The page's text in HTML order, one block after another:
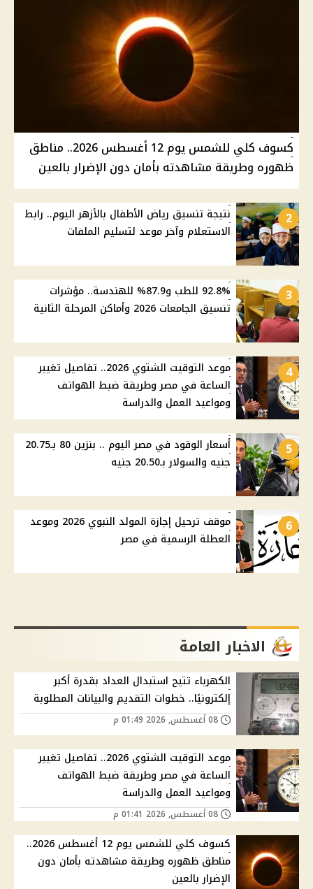
كسوف كلي للشمس يوم 12 أغسطس 2026.. مناطق
ظهوره وطريقة مشاهدته بأمان دون الإضرار بالعين
2
نتيجة تنسيق رياض الأطفال بالأزهر اليوم.. رابط
الاستعلام وآخر موعد لتسليم الملفات
3
92.8% للطب و87.9% للهندسة.. مؤشرات
تنسيق الجامعات 2026 وأماكن المرحلة الثانية
4
موعد التوقيت الشتوي 2026.. تفاصيل تغيير
الساعة في مصر وطريقة ضبط الهواتف
ومواعيد العمل والدراسة
5
أسعار الوقود في مصر اليوم .. بنزين 80 بـ20.75
جنيه والسولار بـ20.50 جنيه
6
موقف ترحيل إجازة المولد النبوي 2026 وموعد
العطلة الرسمية في مصر
الاخبار العامة
الكهرباء تتيح استبدال العداد بقدرة أكبر
إلكترونيًا.. خطوات التقديم والبيانات المطلوبة
موعد التوقيت الشتوي 2026.. تفاصيل تغيير
الساعة في مصر وطريقة ضبط الهواتف
ومواعيد العمل والدراسة
كسوف كلي للشمس يوم 12 أغسطس 2026..
مناطق ظهوره وطريقة مشاهدته بأمان دون
الإضرار بالعين